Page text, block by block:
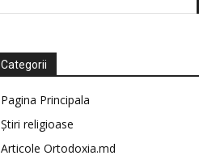
Categorii
Pagina Principala
Știri religioase
Articole Ortodoxia.md